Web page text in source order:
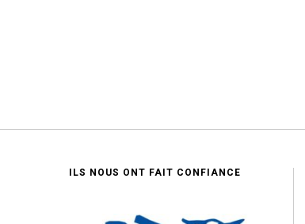
ILS NOUS ONT FAIT CONFIANCE